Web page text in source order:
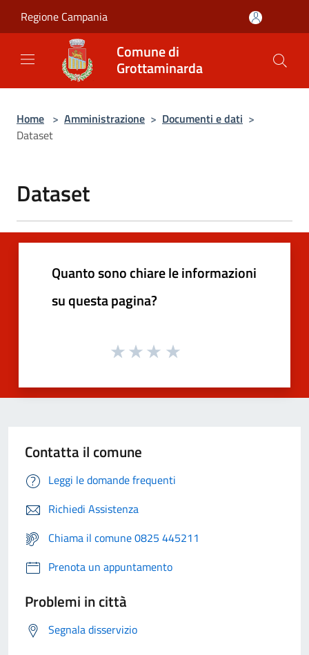
Regione Campania
Comune di
Grottaminarda
Home > Amministrazione > Documenti e dati >
Dataset
Dataset
Quanto sono chiare le informazioni
su questa pagina?
Contatta il comune
Leggi le domande frequenti
Richiedi Assistenza
Chiama il comune 0825 445211
Prenota un appuntamento
Problemi in città
Segnala disservizio